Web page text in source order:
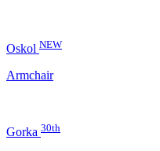
Oskol NEW
Armchair
Gorka 30th